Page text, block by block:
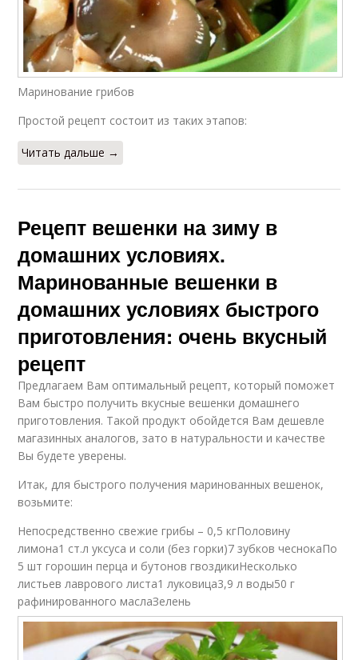
Маринование грибов
Простой рецепт состоит из таких этапов:
Читать дальше →
Рецепт вешенки на зиму в
домашних условиях.
Маринованные вешенки в
домашних условиях быстрого
приготовления: очень вкусный
рецепт
Предлагаем Вам оптимальный рецепт, который поможет
Вам быстро получить вкусные вешенки домашнего
приготовления. Такой продукт обойдется Вам дешевле
магазинных аналогов, зато в натуральности и качестве
Вы будете уверены.
Итак, для быстрого получения маринованных вешенок,
возьмите:
Непосредственно свежие грибы – 0,5 кгПоловину
лимона1 ст.л уксуса и соли (без горки)7 зубков чеснокаПо
5 шт горошин перца и бутонов гвоздикиНесколько
листьев лаврового листа1 луковица3,9 л воды50 г
рафинированного маслаЗелень